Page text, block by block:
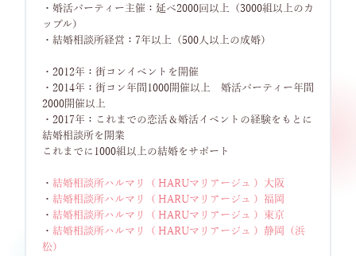
・婚活パーティー主催：延べ2000回以上（3000組以上のカ
ップル）
・結婚相談所経営：7年以上（500人以上の成婚）
・2012年：街コンイベントを開催
・2014年：街コン年間1000開催以上 婚活パーティー年間
2000開催以上
・2017年：これまでの恋活＆婚活イベントの経験をもとに
結婚相談所を開業
これまでに1000組以上の結婚をサポート
・ 結婚相談所ハルマリ（ HARUマリアージュ ）大阪
・ 結婚相談所ハルマリ（ HARUマリアージュ ）福岡
・ 結婚相談所ハルマリ（ HARUマリアージュ ）東京
・ 結婚相談所ハルマリ（ HARUマリアージュ ）静岡（浜
松）